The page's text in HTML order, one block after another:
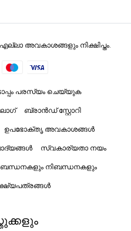
എല്ലാ അവകാശങ്ങളും നിക്ഷിപ്തം.
പരസ്യം ചെയ്യുക
ബ്രാൻഡ് സ്റ്റോറി
ഉപഭോക്തൃ അവകാശങ്ങൾ
സ്വകാര്യതാ നയം
നിബന്ധനകളും